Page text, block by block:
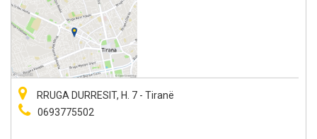
RRUGA DURRESIT, H. 7 - Tiranë
0693775502